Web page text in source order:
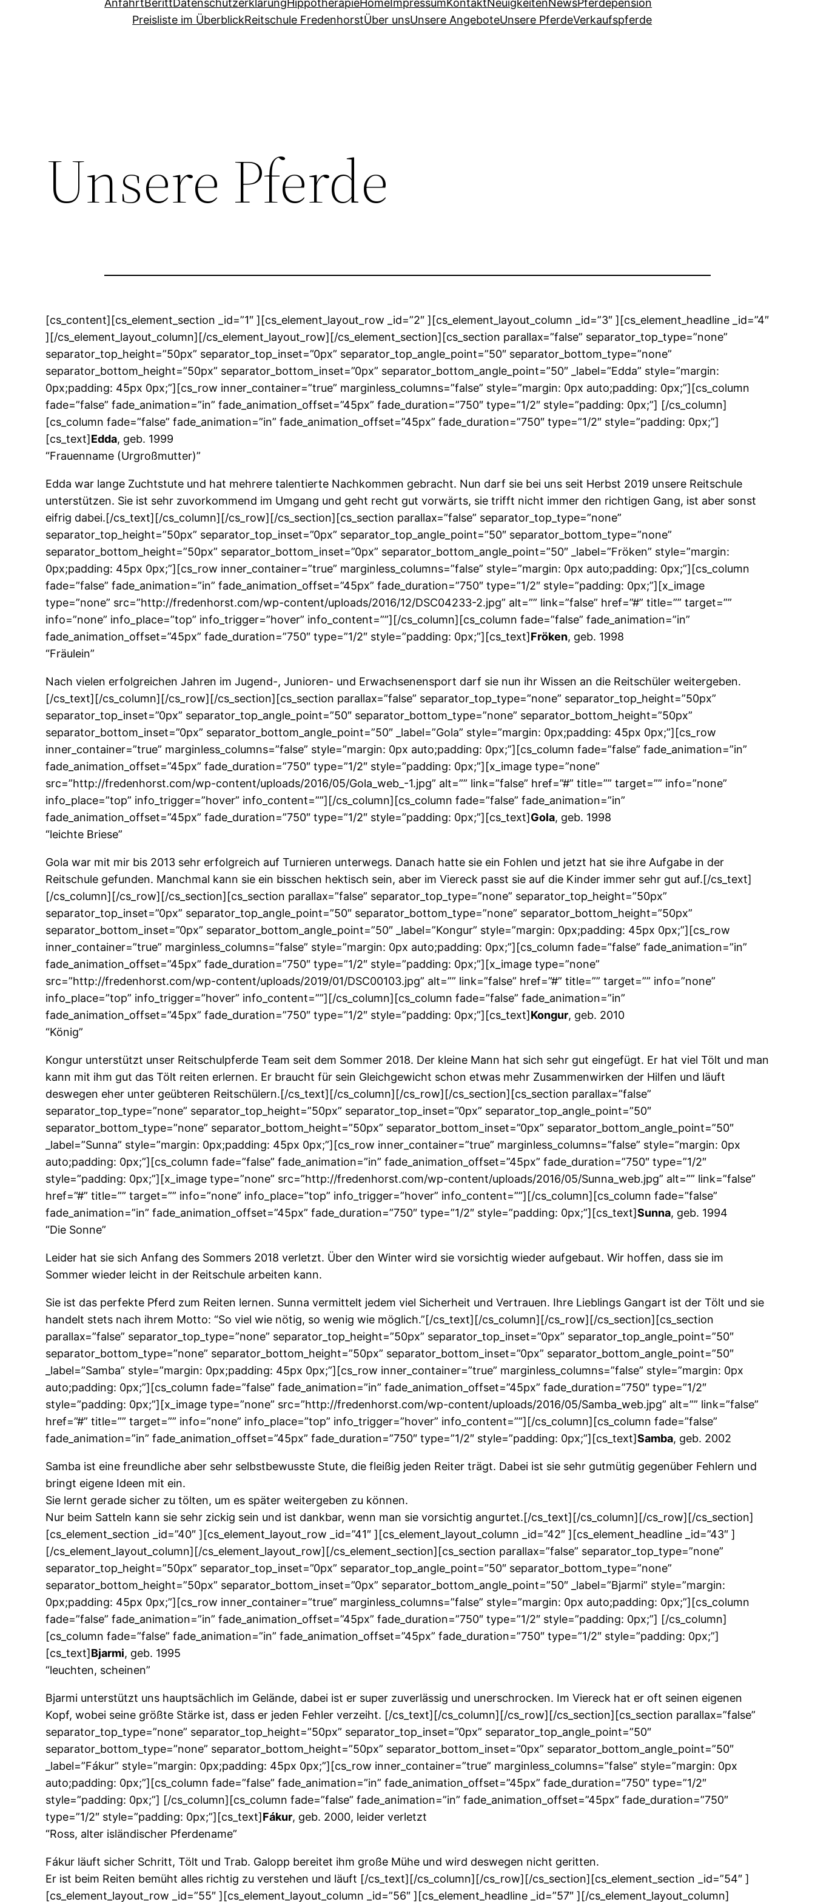
AnfahrtBerittDatenschutzerklärungHippotherapieHomeImpressumKontaktNeuigkeitenNewsPferdepension
Preisliste im ÜberblickReitschule FredenhorstÜber unsUnsere AngeboteUnsere PferdeVerkaufspferde
Unsere Pferde
[cs_content][cs_element_section _id=”1″ ][cs_element_layout_row _id=”2″ ][cs_element_layout_column _id=”3″ ][cs_element_headline _id=”4″
][/cs_element_layout_column][/cs_element_layout_row][/cs_element_section][cs_section parallax=”false” separator_top_type=”none”
separator_top_height=”50px” separator_top_inset=”0px” separator_top_angle_point=”50″ separator_bottom_type=”none”
separator_bottom_height=”50px” separator_bottom_inset=”0px” separator_bottom_angle_point=”50″ _label=”Edda” style=”margin:
0px;padding: 45px 0px;”][cs_row inner_container=”true” marginless_columns=”false” style=”margin: 0px auto;padding: 0px;”][cs_column
fade=”false” fade_animation=”in” fade_animation_offset=”45px” fade_duration=”750″ type=”1/2″ style=”padding: 0px;”] [/cs_column]
[cs_column fade=”false” fade_animation=”in” fade_animation_offset=”45px” fade_duration=”750″ type=”1/2″ style=”padding: 0px;”]
[cs_text]Edda, geb. 1999
“Frauenname (Urgroßmutter)”
Edda war lange Zuchtstute und hat mehrere talentierte Nachkommen gebracht. Nun darf sie bei uns seit Herbst 2019 unsere Reitschule
unterstützen. Sie ist sehr zuvorkommend im Umgang und geht recht gut vorwärts, sie trifft nicht immer den richtigen Gang, ist aber sonst
eifrig dabei.[/cs_text][/cs_column][/cs_row][/cs_section][cs_section parallax=”false” separator_top_type=”none”
separator_top_height=”50px” separator_top_inset=”0px” separator_top_angle_point=”50″ separator_bottom_type=”none”
separator_bottom_height=”50px” separator_bottom_inset=”0px” separator_bottom_angle_point=”50″ _label=”Fröken” style=”margin:
0px;padding: 45px 0px;”][cs_row inner_container=”true” marginless_columns=”false” style=”margin: 0px auto;padding: 0px;”][cs_column
fade=”false” fade_animation=”in” fade_animation_offset=”45px” fade_duration=”750″ type=”1/2″ style=”padding: 0px;”][x_image
type=”none” src=”http://fredenhorst.com/wp-content/uploads/2016/12/DSC04233-2.jpg” alt=”” link=”false” href=”#” title=”” target=””
info=”none” info_place=”top” info_trigger=”hover” info_content=””][/cs_column][cs_column fade=”false” fade_animation=”in”
fade_animation_offset=”45px” fade_duration=”750″ type=”1/2″ style=”padding: 0px;”][cs_text]Fröken, geb. 1998
“Fräulein”
Nach vielen erfolgreichen Jahren im Jugend-, Junioren- und Erwachsenensport darf sie nun ihr Wissen an die Reitschüler weitergeben.
[/cs_text][/cs_column][/cs_row][/cs_section][cs_section parallax=”false” separator_top_type=”none” separator_top_height=”50px”
separator_top_inset=”0px” separator_top_angle_point=”50″ separator_bottom_type=”none” separator_bottom_height=”50px”
separator_bottom_inset=”0px” separator_bottom_angle_point=”50″ _label=”Gola” style=”margin: 0px;padding: 45px 0px;”][cs_row
inner_container=”true” marginless_columns=”false” style=”margin: 0px auto;padding: 0px;”][cs_column fade=”false” fade_animation=”in”
fade_animation_offset=”45px” fade_duration=”750″ type=”1/2″ style=”padding: 0px;”][x_image type=”none”
src=”http://fredenhorst.com/wp-content/uploads/2016/05/Gola_web_-1.jpg” alt=”” link=”false” href=”#” title=”” target=”” info=”none”
info_place=”top” info_trigger=”hover” info_content=””][/cs_column][cs_column fade=”false” fade_animation=”in”
fade_animation_offset=”45px” fade_duration=”750″ type=”1/2″ style=”padding: 0px;”][cs_text]Gola, geb. 1998
“leichte Briese”
Gola war mit mir bis 2013 sehr erfolgreich auf Turnieren unterwegs. Danach hatte sie ein Fohlen und jetzt hat sie ihre Aufgabe in der
Reitschule gefunden. Manchmal kann sie ein bisschen hektisch sein, aber im Viereck passt sie auf die Kinder immer sehr gut auf.[/cs_text]
[/cs_column][/cs_row][/cs_section][cs_section parallax=”false” separator_top_type=”none” separator_top_height=”50px”
separator_top_inset=”0px” separator_top_angle_point=”50″ separator_bottom_type=”none” separator_bottom_height=”50px”
separator_bottom_inset=”0px” separator_bottom_angle_point=”50″ _label=”Kongur” style=”margin: 0px;padding: 45px 0px;”][cs_row
inner_container=”true” marginless_columns=”false” style=”margin: 0px auto;padding: 0px;”][cs_column fade=”false” fade_animation=”in”
fade_animation_offset=”45px” fade_duration=”750″ type=”1/2″ style=”padding: 0px;”][x_image type=”none”
src=”http://fredenhorst.com/wp-content/uploads/2019/01/DSC00103.jpg” alt=”” link=”false” href=”#” title=”” target=”” info=”none”
info_place=”top” info_trigger=”hover” info_content=””][/cs_column][cs_column fade=”false” fade_animation=”in”
fade_animation_offset=”45px” fade_duration=”750″ type=”1/2″ style=”padding: 0px;”][cs_text]Kongur, geb. 2010
“König”
Kongur unterstützt unser Reitschulpferde Team seit dem Sommer 2018. Der kleine Mann hat sich sehr gut eingefügt. Er hat viel Tölt und man
kann mit ihm gut das Tölt reiten erlernen. Er braucht für sein Gleichgewicht schon etwas mehr Zusammenwirken der Hilfen und läuft
deswegen eher unter geübteren Reitschülern.[/cs_text][/cs_column][/cs_row][/cs_section][cs_section parallax=”false”
separator_top_type=”none” separator_top_height=”50px” separator_top_inset=”0px” separator_top_angle_point=”50″
separator_bottom_type=”none” separator_bottom_height=”50px” separator_bottom_inset=”0px” separator_bottom_angle_point=”50″
_label=”Sunna” style=”margin: 0px;padding: 45px 0px;”][cs_row inner_container=”true” marginless_columns=”false” style=”margin: 0px
auto;padding: 0px;”][cs_column fade=”false” fade_animation=”in” fade_animation_offset=”45px” fade_duration=”750″ type=”1/2″
style=”padding: 0px;”][x_image type=”none” src=”http://fredenhorst.com/wp-content/uploads/2016/05/Sunna_web.jpg” alt=”” link=”false”
href=”#” title=”” target=”” info=”none” info_place=”top” info_trigger=”hover” info_content=””][/cs_column][cs_column fade=”false”
fade_animation=”in” fade_animation_offset=”45px” fade_duration=”750″ type=”1/2″ style=”padding: 0px;”][cs_text]Sunna, geb. 1994
“Die Sonne”
Leider hat sie sich Anfang des Sommers 2018 verletzt. Über den Winter wird sie vorsichtig wieder aufgebaut. Wir hoffen, dass sie im
Sommer wieder leicht in der Reitschule arbeiten kann.
Sie ist das perfekte Pferd zum Reiten lernen. Sunna vermittelt jedem viel Sicherheit und Vertrauen. Ihre Lieblings Gangart ist der Tölt und sie
handelt stets nach ihrem Motto: “So viel wie nötig, so wenig wie möglich.”[/cs_text][/cs_column][/cs_row][/cs_section][cs_section
parallax=”false” separator_top_type=”none” separator_top_height=”50px” separator_top_inset=”0px” separator_top_angle_point=”50″
separator_bottom_type=”none” separator_bottom_height=”50px” separator_bottom_inset=”0px” separator_bottom_angle_point=”50″
_label=”Samba” style=”margin: 0px;padding: 45px 0px;”][cs_row inner_container=”true” marginless_columns=”false” style=”margin: 0px
auto;padding: 0px;”][cs_column fade=”false” fade_animation=”in” fade_animation_offset=”45px” fade_duration=”750″ type=”1/2″
style=”padding: 0px;”][x_image type=”none” src=”http://fredenhorst.com/wp-content/uploads/2016/05/Samba_web.jpg” alt=”” link=”false”
href=”#” title=”” target=”” info=”none” info_place=”top” info_trigger=”hover” info_content=””][/cs_column][cs_column fade=”false”
fade_animation=”in” fade_animation_offset=”45px” fade_duration=”750″ type=”1/2″ style=”padding: 0px;”][cs_text]Samba, geb. 2002
Samba ist eine freundliche aber sehr selbstbewusste Stute, die fleißig jeden Reiter trägt. Dabei ist sie sehr gutmütig gegenüber Fehlern und
bringt eigene Ideen mit ein.
Sie lernt gerade sicher zu tölten, um es später weitergeben zu können.
Nur beim Satteln kann sie sehr zickig sein und ist dankbar, wenn man sie vorsichtig angurtet.[/cs_text][/cs_column][/cs_row][/cs_section]
[cs_element_section _id=”40″ ][cs_element_layout_row _id=”41″ ][cs_element_layout_column _id=”42″ ][cs_element_headline _id=”43″ ]
[/cs_element_layout_column][/cs_element_layout_row][/cs_element_section][cs_section parallax=”false” separator_top_type=”none”
separator_top_height=”50px” separator_top_inset=”0px” separator_top_angle_point=”50″ separator_bottom_type=”none”
separator_bottom_height=”50px” separator_bottom_inset=”0px” separator_bottom_angle_point=”50″ _label=”Bjarmi” style=”margin:
0px;padding: 45px 0px;”][cs_row inner_container=”true” marginless_columns=”false” style=”margin: 0px auto;padding: 0px;”][cs_column
fade=”false” fade_animation=”in” fade_animation_offset=”45px” fade_duration=”750″ type=”1/2″ style=”padding: 0px;”] [/cs_column]
[cs_column fade=”false” fade_animation=”in” fade_animation_offset=”45px” fade_duration=”750″ type=”1/2″ style=”padding: 0px;”]
[cs_text]Bjarmi, geb. 1995
“leuchten, scheinen”
Bjarmi unterstützt uns hauptsächlich im Gelände, dabei ist er super zuverlässig und unerschrocken. Im Viereck hat er oft seinen eigenen
Kopf, wobei seine größte Stärke ist, dass er jeden Fehler verzeiht. [/cs_text][/cs_column][/cs_row][/cs_section][cs_section parallax=”false”
separator_top_type=”none” separator_top_height=”50px” separator_top_inset=”0px” separator_top_angle_point=”50″
separator_bottom_type=”none” separator_bottom_height=”50px” separator_bottom_inset=”0px” separator_bottom_angle_point=”50″
_label=”Fákur” style=”margin: 0px;padding: 45px 0px;”][cs_row inner_container=”true” marginless_columns=”false” style=”margin: 0px
auto;padding: 0px;”][cs_column fade=”false” fade_animation=”in” fade_animation_offset=”45px” fade_duration=”750″ type=”1/2″
style=”padding: 0px;”] [/cs_column][cs_column fade=”false” fade_animation=”in” fade_animation_offset=”45px” fade_duration=”750″
type=”1/2″ style=”padding: 0px;”][cs_text]Fákur, geb. 2000, leider verletzt
“Ross, alter isländischer Pferdename”
Fákur läuft sicher Schritt, Tölt und Trab. Galopp bereitet ihm große Mühe und wird deswegen nicht geritten.
Er ist beim Reiten bemüht alles richtig zu verstehen und läuft [/cs_text][/cs_column][/cs_row][/cs_section][cs_element_section _id=”54″ ]
[cs_element_layout_row _id=”55″ ][cs_element_layout_column _id=”56″ ][cs_element_headline _id=”57″ ][/cs_element_layout_column]